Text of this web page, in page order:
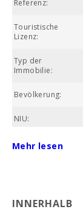
Referenz:
Touristische
Lizenz:
Typ der
Immobilie:
Bevölkerung:
NIU:
Nummer des
Badezimmers:
Wohnfläche (m2):
Mehr lesen
INNERHALB